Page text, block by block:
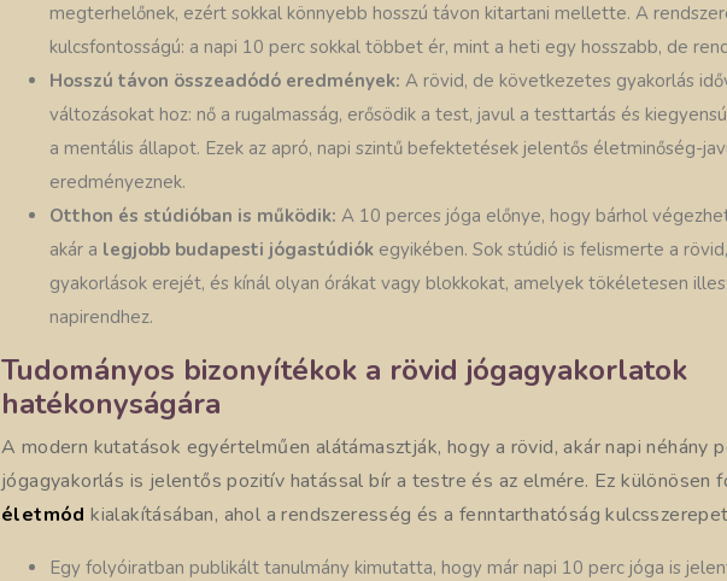
megterhelőnek, ezért sokkal könnyebb hosszú távon kitartani mellette. A
kulcsfontosságú: a napi 10 perc sokkal többet ér, mint a heti egy hosszabb, de
Hosszú távon összeadódó eredmények: A rövid, de következetes gyakorlás
változásokat hoz: nő a rugalmasság, erősödik a test, javul a testtartás és
a mentális állapot. Ezek az apró, napi szintű befektetések jelentős életminőség-
eredményeznek.
Otthon és stúdióban is működik: A 10 perces jóga előnye, hogy bárhol
akár a legjobb budapesti jógastúdiók egyikében. Sok stúdió is felismerte a
gyakorlások erejét, és kínál olyan órákat vagy blokkokat, amelyek tökéletesen
napirendhez.
Tudományos bizonyítékok a rövid jógagyakorlatok
hatékonyságára
A modern kutatások egyértelműen alátámasztják, hogy a rövid, akár napi néhány
jógagyakorlás is jelentős pozitív hatással bír a testre és az elmére. Ez különösen
életmód kialakításában, ahol a rendszeresség és a fenntarthatóság
Egy folyóiratban publikált tanulmány kimutatta, hogy már napi 10 perc jóga is